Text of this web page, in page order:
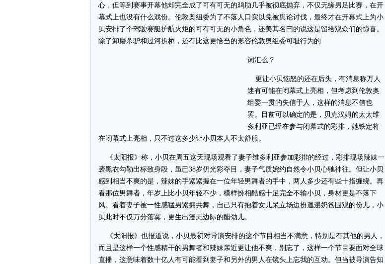
心，但等到赛事开幕他却完全成了可有可无的鸡肋几乎被彻底抛弃，不仅无缘男足比赛，在开
幕式上也没有什么戏份。伦敦奥组委为了不落人口实以免被舆论讨伐，最终才在开幕式上为小
贝安排了个驾驶赛艇护航火炬的可有可无的小角色，还美其名曰的说这是留给观众们的惊喜。
除了卸磨杀驴和过河拆桥，还有比这更恰当的形容伦敦奥组委可耻行为的
词汇么？
更让小贝恼怒的还在后头，有消息称万人
迷有可能在闭幕式上亮相，但考虑到伦敦奥
组委一贯的失信于人，这样的消息不信也
罢。目前可以确定的是，贝克汉姆的太太维
多利亚已经在参与闭幕式的彩排，她铁定将
在闭幕式上亮相，只不过这多少让小贝本人不太舒服。
《太阳报》称，小贝在周五这天现场观看了妻子维多利亚参加彩排的经过，彩排现场辣妹一
袭黑衣勾勒出标致身段，虽已38岁仍光彩夺目，妻子气质婉约自然令小贝心驰神往。但让小贝
感到相当不爽的是，辣妹的手紧紧握在一位年轻男舞者的手中，两人多少还有些十指缠绕。再
看那位男舞者，年岁上比小贝年轻不少，模样扮相酷感十足完全不输小贝，身材更是不落下
风。看着妻子被一性感猛男紧拥共舞，自己只有抱着女儿呆立场边扮邋遢奶爸围观的份儿，小
贝此时不仅万分落寞，更生出漫无边际的醋劲儿。
《太阳报》也报道说，小贝最初对导演安排的这个节目相当不满意，特别是有其他的男人，
而且是这样一个性感精干的男舞者和辣妹亲近更让他不爽，别忘了，这样一个节目要面对全球
直播，这意味着数十亿人有可能看到妻子和另外的男人在镜头上忘我的互动。但当被导演告知